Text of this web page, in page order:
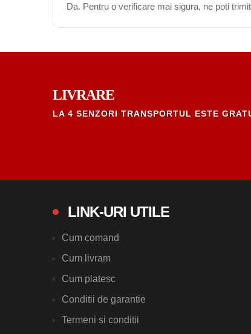
Da. Pentru o verificare mai sigura, ne poti
LIVRARE
LA 4 SENZORI TRANSPORTUL ESTE
LINK-URI UTILE
Cum comand
Cum livram
Cum platesc
Conditii de garantie
Termeni si conditii